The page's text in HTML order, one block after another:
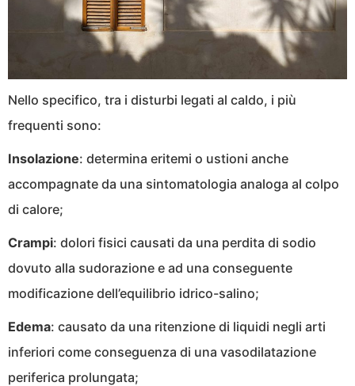
Nello specifico, tra i disturbi legati al caldo, i più
frequenti sono:
Insolazione: determina eritemi o ustioni anche
accompagnate da una sintomatologia analoga al colpo
di calore;
Crampi: dolori fisici causati da una perdita di sodio
dovuto alla sudorazione e ad una conseguente
modificazione dell’equilibrio idrico-salino;
Edema: causato da una ritenzione di liquidi negli arti
inferiori come conseguenza di una vasodilatazione
periferica prolungata;